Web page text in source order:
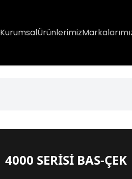
KurumsalÜrünlerimiz
4000 SERİSİ BAS-ÇEK